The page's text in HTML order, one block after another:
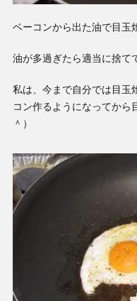
ベーコンから出た油で目玉
油が多過ぎたら適当に捨て
私は、今まで自分では目玉
コン作るようになってから
＾）